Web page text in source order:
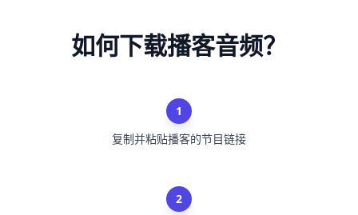
如何下载播客音频？
1
复制并粘贴播客的节目链接
2